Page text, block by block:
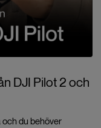
DJI Pilot 2 och
du behöver